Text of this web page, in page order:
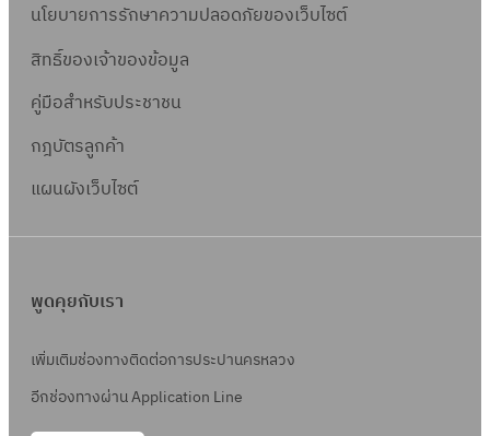
นโยบายการรักษาความปลอดภัยของเว็บไซต์
สิทธิ์ของเจ้าของข้อมูล
คู่มือสำหรับประชาชน
กฎบัตรลูกค้า
แผนผังเว็บไซต์
พูดคุยกับเรา
เพิ่มเติมช่องทางติดต่อการประปานครหลวง
อีกช่องทางผ่าน Application Line